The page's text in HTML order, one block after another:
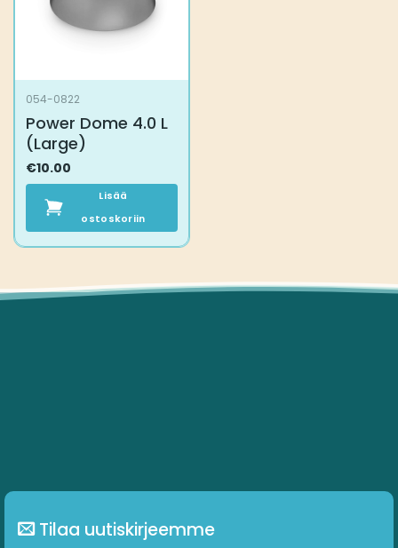
054-0822
Power Dome 4.0 L
(Large)
€10.00
Lisää
ostoskoriin
Tilaa uutiskirjeemme